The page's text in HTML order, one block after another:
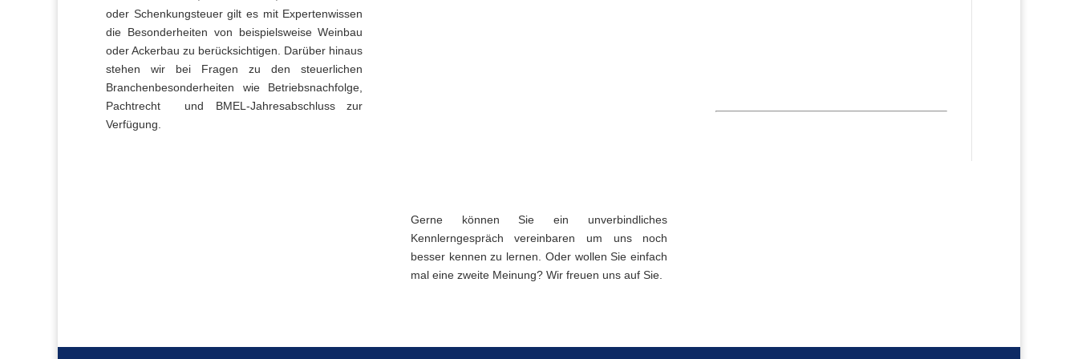
oder Schenkungsteuer gilt es mit Expertenwissen
die Besonderheiten von beispielsweise Weinbau
oder Ackerbau zu berücksichtigen. Darüber hinaus
stehen wir bei Fragen zu den steuerlichen
Branchenbesonderheiten wie Betriebsnachfolge,
Pachtrecht und BMEL-Jahresabschluss zur
Verfügung.
Gerne können Sie ein unverbindliches
Kennlerngespräch vereinbaren um uns noch
besser kennen zu lernen. Oder wollen Sie einfach
mal eine zweite Meinung? Wir freuen uns auf Sie.